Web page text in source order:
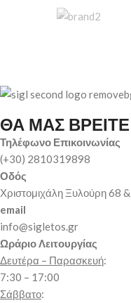
ΘΑ ΜΑΣ ΒΡΕΙΤΕ
Τηλέφωνο Επικοινωνίας
(+30) 2810319898
Οδός
Χριστομιχάλη Ξυλούρη 68
email
info@sigletos.gr
Ωράριο Λειτουργίας
Δευτέρα – Παρασκευή:
7:30 – 17:00
Σάββατο: